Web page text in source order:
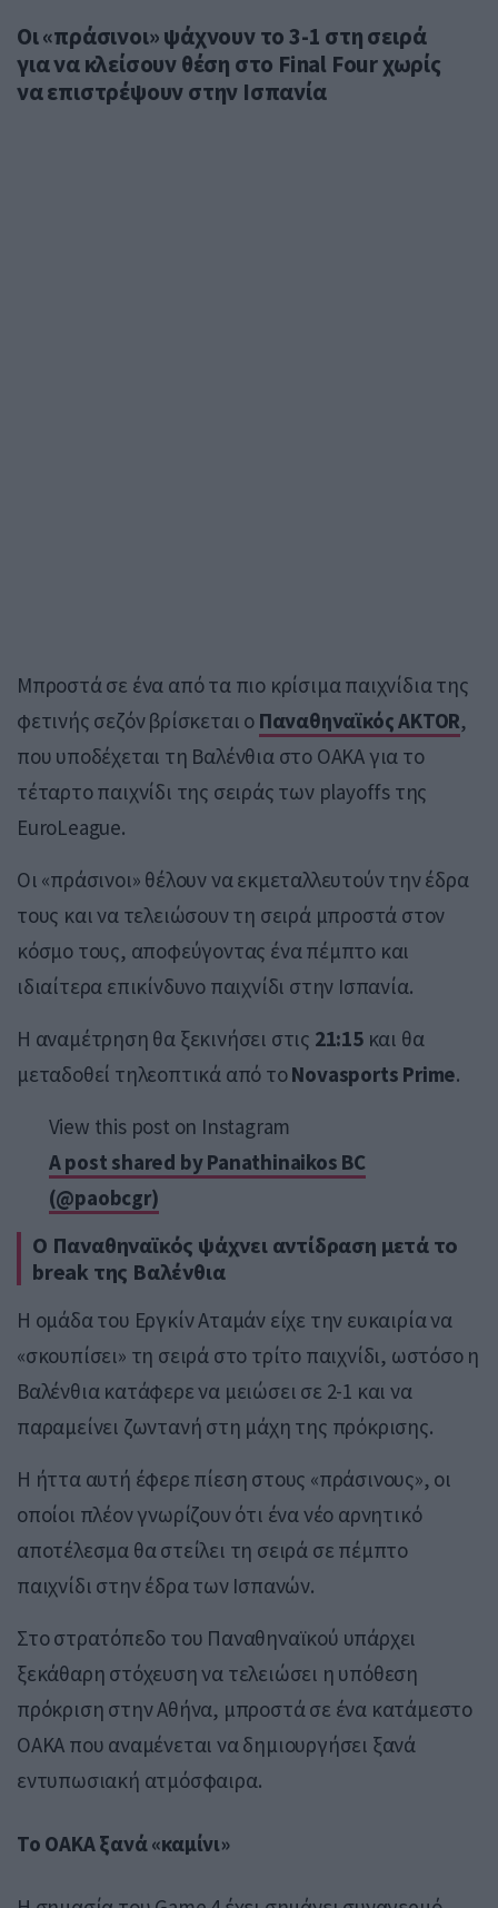
Οι «πράσινοι» ψάχνουν το 3-1 στη σειρά
για να κλείσουν θέση στο Final Four χωρίς
να επιστρέψουν στην Ισπανία
Μπροστά σε ένα από τα πιο κρίσιμα παιχνίδια της
φετινής σεζόν βρίσκεται ο Παναθηναϊκός AKTOR,
που υποδέχεται τη Βαλένθια στο ΟΑΚΑ για το
τέταρτο παιχνίδι της σειράς των playoffs της
EuroLeague.
Οι «πράσινοι» θέλουν να εκμεταλλευτούν την έδρα
τους και να τελειώσουν τη σειρά μπροστά στον
κόσμο τους, αποφεύγοντας ένα πέμπτο και
ιδιαίτερα επικίνδυνο παιχνίδι στην Ισπανία.
Η αναμέτρηση θα ξεκινήσει στις 21:15και θα
μεταδοθεί τηλεοπτικά από τοNovasports Prime.
View this post on Instagram
A post shared by Panathinaikos BC
(@paobcgr)
Ο Παναθηναϊκός ψάχνει αντίδραση μετά το
break της Βαλένθια
Η ομάδα του Εργκίν Αταμάν είχε την ευκαιρία να
«σκουπίσει» τη σειρά στο τρίτο παιχνίδι, ωστόσο η
Βαλένθια κατάφερε να μειώσει σε 2-1 και να
παραμείνει ζωντανή στη μάχη της πρόκρισης.
Η ήττα αυτή έφερε πίεση στους «πράσινους», οι
οποίοι πλέον γνωρίζουν ότι ένα νέο αρνητικό
αποτέλεσμα θα στείλει τη σειρά σε πέμπτο
παιχνίδι στην έδρα των Ισπανών.
Στο στρατόπεδο του Παναθηναϊκού υπάρχει
ξεκάθαρη στόχευση να τελειώσει η υπόθεση
πρόκριση στην Αθήνα, μπροστά σε ένα κατάμεστο
ΟΑΚΑ που αναμένεται να δημιουργήσει ξανά
εντυπωσιακή ατμόσφαιρα.
Το ΟΑΚΑ ξανά «καμίνι»